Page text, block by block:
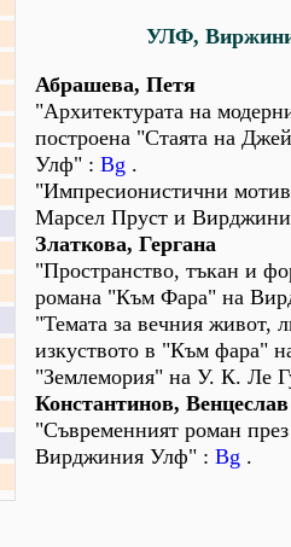
УЛФ,
Абрашева, Петя
"Архитектурата на
построена "Стаята на
Улф" : Bg .
"Импресионистични
Марсел Пруст и
Златкова, Гергана
"Пространство, тъкан и
романа "Към Фара" на
"Темата за вечния живот,
изкуството в "Към фара"
"Землемория" на У. К. Ле
Константинов, Венцеслав
"Съвременният роман през
Вирджиния Улф" : Bg .